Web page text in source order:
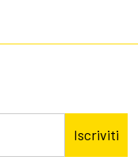
Iscriviti